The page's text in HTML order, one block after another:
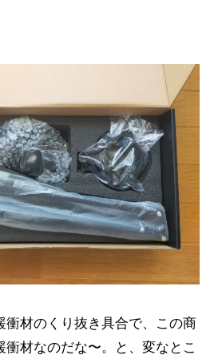
衝材のくり抜き具合で、この商
材なのだな〜。と、変なとこ